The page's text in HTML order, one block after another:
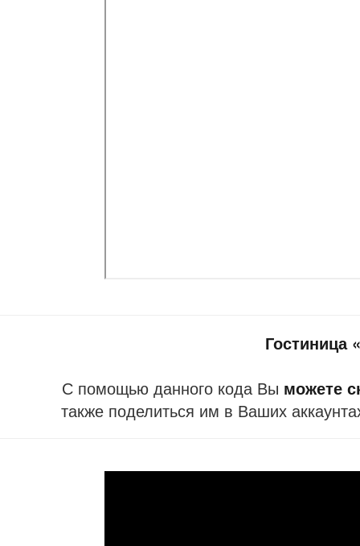
Гостиница
С помощью данного кода Вы можете
также поделиться им в Ваших